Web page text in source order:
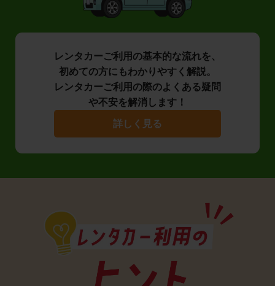
レンタカーご利用の基本的な流れを、
初めての方にもわかりやすく解説。
レンタカーご利用の際のよくある疑問
や不安を解消します！
詳しく見る